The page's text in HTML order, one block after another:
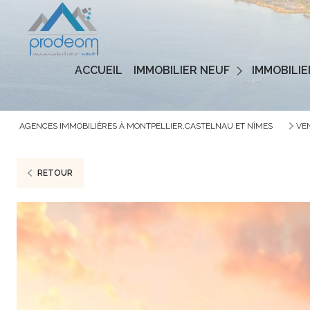
ACCUEIL IMMOBILIER NEUF
Programmes Neufs
AGENCES IMMOBILIÈRES À MONTPELLIER,CASTELNAU ET NÎMES
RETOUR